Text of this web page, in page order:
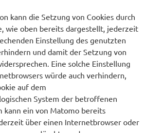
kann die Setzung von Cookies durch
wie oben bereits dargestellt, jederzeit
Einstellung des genutzten
und damit der Setzung von
Eine solche Einstellung
würde auch verhindern,
auf dem
System der betroffenen
kann ein von Matomo bereits
über einen Internetbrowser oder